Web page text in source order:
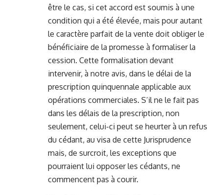
être le cas, si cet accord est soumis à une
condition qui a été élevée, mais pour autant
le caractère parfait de la vente doit obliger le
bénéficiaire de la promesse à formaliser la
cession. Cette formalisation devant
intervenir, à notre avis, dans le délai de la
prescription quinquennale applicable aux
opérations commerciales. S’il ne le fait pas
dans les délais de la prescription, non
seulement, celui-ci peut se heurter à un refus
du cédant, au visa de cette Jurisprudence
mais, de surcroit, les exceptions que
pourraient lui opposer les cédants, ne
commencent pas à courir.